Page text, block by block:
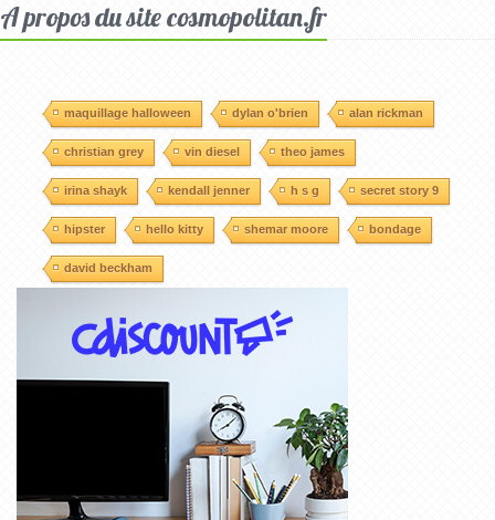
A propos du site cosmopolitan.fr
maquillage halloween dylan o'brien alan rickman
christian grey vin diesel theo james
irina shayk kendall jenner h s g secret story 9
hipster hello kitty shemar moore bondage
david beckham